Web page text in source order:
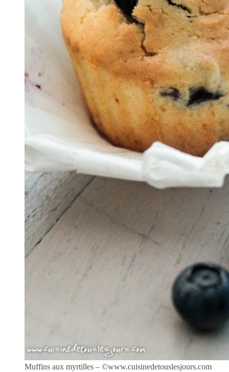
Muffins aux myrtilles – ©www.cuisinedetouslesjours.com